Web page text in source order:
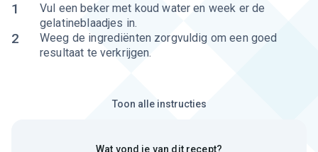
1
Vul een beker met koud water en week er de
gelatineblaadjes in.
2
Weeg de ingrediënten zorgvuldig om een goed
resultaat te verkrijgen.
Toon alle instructies
Wat vond je van dit recept?